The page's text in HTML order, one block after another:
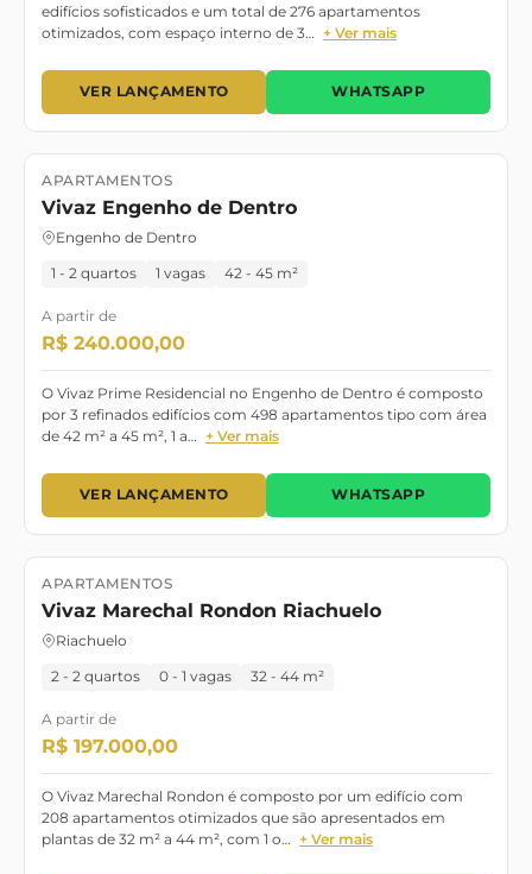
edifícios sofisticados e um total de 276 apartamentos
otimizados, com espaço interno de 3… + Ver mais
VER LANÇAMENTO WHATSAPP
Lançamento
APARTAMENTOS
Vivaz Engenho de Dentro
Engenho de Dentro
1 - 2 quartos 1 vagas 42 - 45 m²
A partir de
R$ 240.000,00
O Vivaz Prime Residencial no Engenho de Dentro é composto
por 3 refinados edifícios com 498 apartamentos tipo com área
de 42 m² a 45 m², 1 a… + Ver mais
VER LANÇAMENTO WHATSAPP
Lançamento
APARTAMENTOS
Vivaz Marechal Rondon Riachuelo
Riachuelo
2 - 2 quartos 0 - 1 vagas 32 - 44 m²
A partir de
R$ 197.000,00
O Vivaz Marechal Rondon é composto por um edifício com
208 apartamentos otimizados que são apresentados em
plantas de 32 m² a 44 m², com 1 o… + Ver mais